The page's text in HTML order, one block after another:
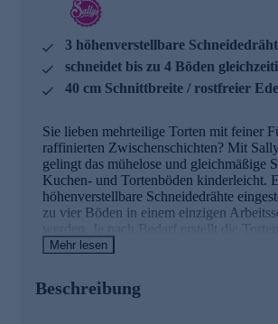
3 höhenverstellbare
schneidet bis zu 4 Böden
40 cm Schnittbreite / rostfreier
Sie lieben mehrteilige Torten mit feiner
raffinierten Zwischenschichten? Mit
gelingt das mühelose und gleichmäßige
Kuchen- und Tortenböden kinderleicht.
höhenverstellbare Schneidedrähte
zu vier Böden in einem einzigen
werden. Je nach Bedarf erstellt die
oder auch unterschiedlich dicke Böden,
bis zu 40 Zentimetern bearbeiten. Die
Mehr lesen
Beschreibung